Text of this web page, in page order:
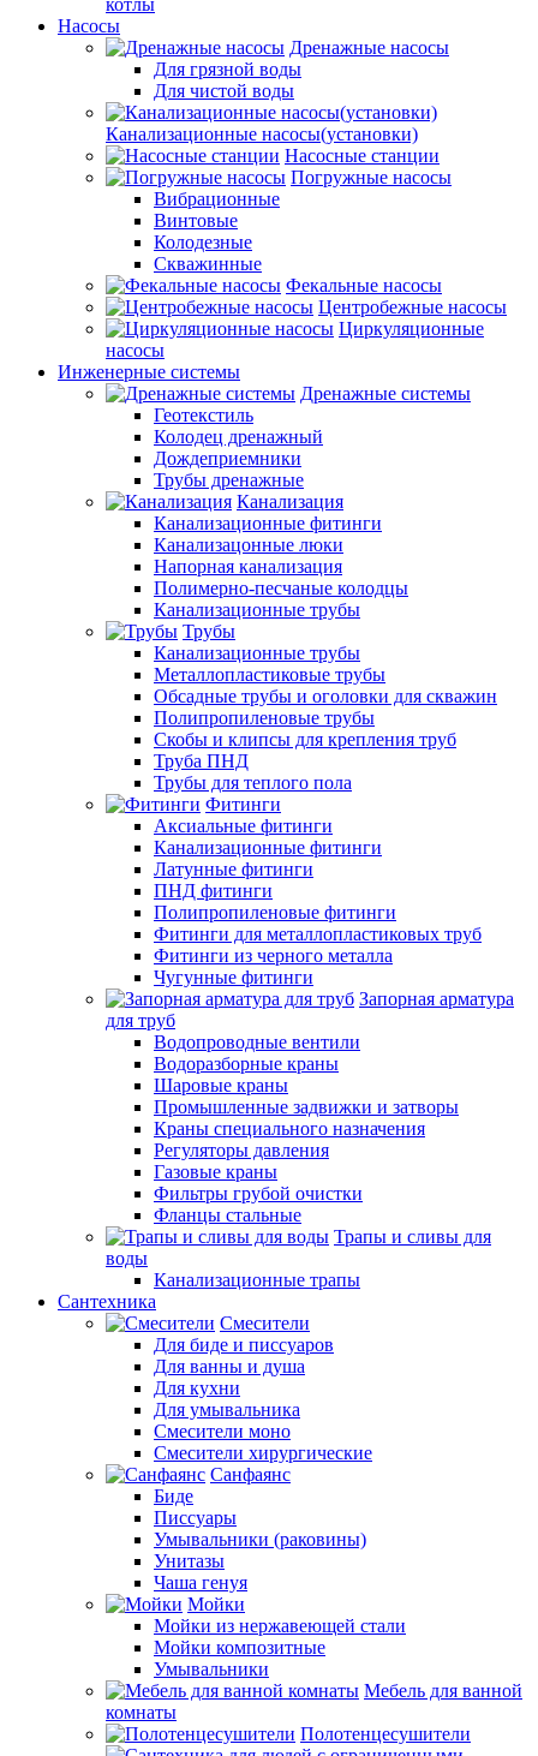
котлы
Насосы
Дренажные насосы
Для грязной воды
Для чистой воды
Канализационные насосы(установки)
Насосные станции
Погружные насосы
Вибрационные
Винтовые
Колодезные
Скважинные
Фекальные насосы
Центробежные насосы
Циркуляционные
насосы
Инженерные системы
Дренажные системы
Геотекстиль
Колодец дренажный
Дождеприемники
Трубы дренажные
Канализация
Канализационные фитинги
Канализацонные люки
Напорная канализация
Полимерно-песчаные колодцы
Канализационные трубы
Трубы
Канализационные трубы
Металлопластиковые трубы
Обсадные трубы и оголовки для скважин
Полипропиленовые трубы
Скобы и клипсы для крепления труб
Труба ПНД
Трубы для теплого пола
Фитинги
Аксиальные фитинги
Канализационные фитинги
Латунные фитинги
ПНД фитинги
Полипропиленовые фитинги
Фитинги для металлопластиковых труб
Фитинги из черного металла
Чугунные фитинги
Запорная арматура
для труб
Водопроводные вентили
Водоразборные краны
Шаровые краны
Промышленные задвижки и затворы
Краны специального назначения
Регуляторы давления
Газовые краны
Фильтры грубой очистки
Фланцы стальные
Трапы и сливы для
воды
Канализационные трапы
Сантехника
Смесители
Для биде и писсуаров
Для ванны и душа
Для кухни
Для умывальника
Смесители моно
Смесители хирургические
Санфаянс
Биде
Писсуары
Умывальники (раковины)
Унитазы
Чаша генуя
Мойки
Мойки из нержавеющей стали
Мойки композитные
Умывальники
Мебель для ванной
комнаты
Полотенцесушители